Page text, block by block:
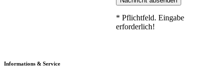
* Pflichtfeld. Eingabe
erforderlich!
Informations & Service